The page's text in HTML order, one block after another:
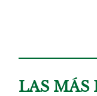
LAS MÁS